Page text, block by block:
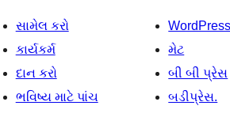
સામેલ કરો
કાર્યકર્મ
દાન કરો
ભવિષ્ય માટે પાંચ
મેટ
બી બી પ્રેસ
બડીપ્રેસ.